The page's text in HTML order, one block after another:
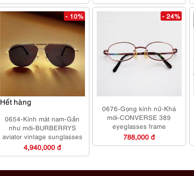
Hết hàng
- 10%
0654-Kính mát nam-Gần
như mới-BURBERRYS
aviator vintage sunglasses
4,940,000 đ
- 24%
0676-Gọng kính nữ-Khá
mới-CONVERSE 389
eyeglasses frame
788,000 đ